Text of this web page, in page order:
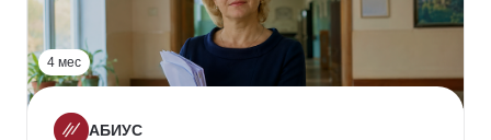
4 мес
АБИУС